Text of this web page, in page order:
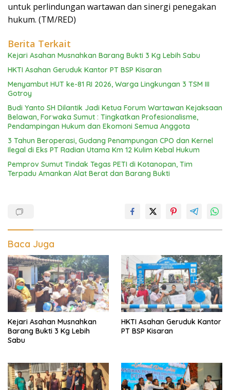
untuk perlindungan wartawan dan sinergi penegakan
hukum. (TM/RED)
Berita Terkait
Kejari Asahan Musnahkan Barang Bukti 3 Kg Lebih Sabu
HKTI Asahan Geruduk Kantor PT BSP Kisaran
Menyambut HUT ke-81 RI 2026, Warga Lingkungan 3 TSM III
Gotroy
Budi Yanto SH Dilantik Jadi Ketua Forum Wartawan Kejaksaan
Belawan, Forwaka Sumut : Tingkatkan Profesionalisme,
Pendampingan Hukum dan Ekomoni Semua Anggota
3 Tahun Beroperasi, Gudang Penampungan CPO dan Kernel
Ilegal di Eks PT Radian Utama Km 12 Kulim Kebal Hukum
Pemprov Sumut Tindak Tegas PETI di Kotanopan, Tim
Terpadu Amankan Alat Berat dan Barang Bukti
Baca Juga
Kejari Asahan Musnahkan
Barang Bukti 3 Kg Lebih
Sabu
HKTI Asahan Geruduk Kantor
PT BSP Kisaran